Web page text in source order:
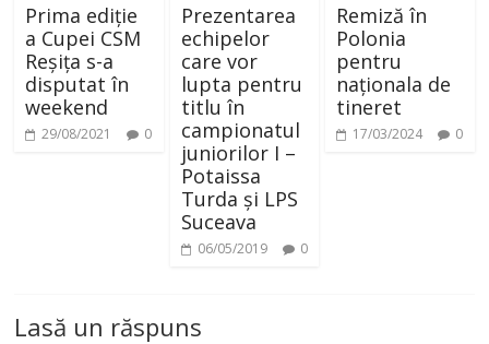
Prima ediție
a Cupei CSM
Reșița s-a
disputat în
weekend
29/08/2021 0
Prezentarea
echipelor
care vor
lupta pentru
titlu în
campionatul
juniorilor I –
Potaissa
Turda și LPS
Suceava
06/05/2019 0
Remiză în
Polonia
pentru
naționala de
tineret
17/03/2024 0
Lasă un răspuns